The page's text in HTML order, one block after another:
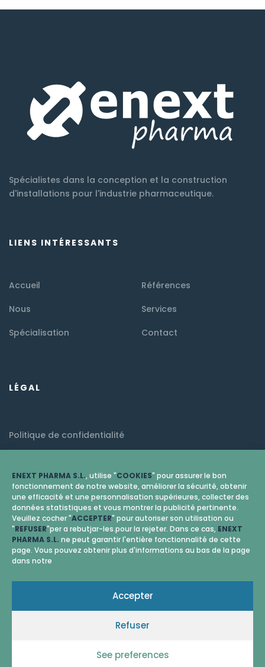
ENEXT PHARMA S.L., utilise "COOKIES" pour assurer le bon
fonctionnement de notre website, améliorer la sécurité, obtenir
une efficacité et une personnalisation supérieures, collecter des
données statistiques et vous montrer la publicité pertinente.
Veuillez cocher "ACCEPTER" pour autoriser son utilisation ou
"REFUSER"per a rebutjar-les.pour la rejeter. Dans ce cas, ENEXT
PHARMA S.L. ne peut garantir l'entière fonctionnalité de cette
page. Vous pouvez obtenir plus d'informations au bas de la page
dans notre
Accepter
Refuser
See preferences
Spécialistes dans la conception et la construction
d'installations pour l'industrie pharmaceutique.
LIENS INTÉRESSANTS
Accueil
Références
Nous
Services
Spécialisation
Contact
LÉGAL
Politique de confidentialité
Politique de cookies (EU)
© 2026 Enext Pharma